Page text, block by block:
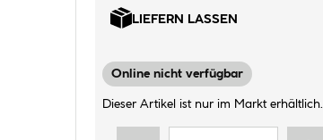
LIEFERN LASSEN
Online nicht verfügbar
Dieser Artikel ist nur im Markt erhältlich.